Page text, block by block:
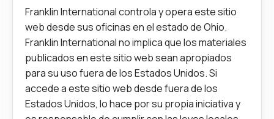
Franklin International controla y opera este sitio
web desde sus oficinas en el estado de Ohio.
Franklin International no implica que los materiales
publicados en este sitio web sean apropiados
para su uso fuera de los Estados Unidos. Si
accede a este sitio web desde fuera de los
Estados Unidos, lo hace por su propia iniciativa y